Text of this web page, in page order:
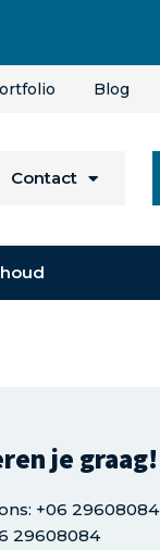
Blog
Contact
je graag!
+06 29608084
29608084